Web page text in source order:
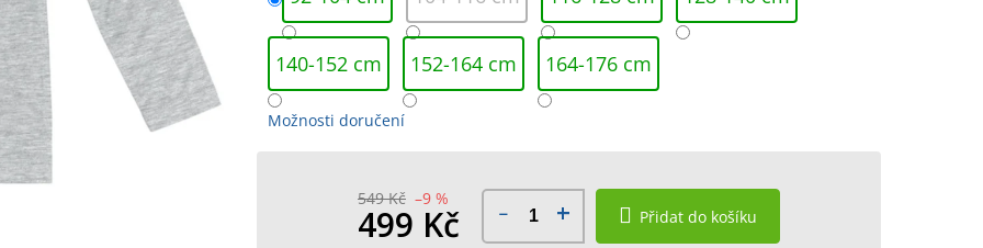
140-152 cm 152-164 cm 164-176 cm
Možnosti doručení
549 Kč –9 %
499 Kč Přidat do košíku